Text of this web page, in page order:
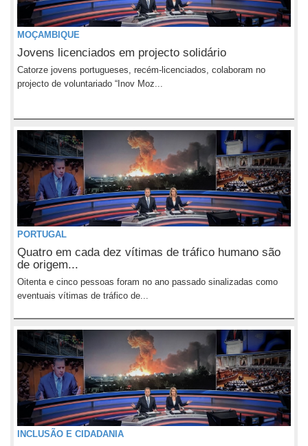
MOÇAMBIQUE
Jovens licenciados em projecto solidário
Catorze jovens portugueses, recém-licenciados, colaboram no
projecto de voluntariado “Inov Moz...
PORTUGAL
Quatro em cada dez vítimas de tráfico humano são
de origem...
Oitenta e cinco pessoas foram no ano passado sinalizadas como
eventuais vítimas de tráfico de...
INCLUSÃO E CIDADANIA